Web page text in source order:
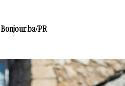
Bonjour.ba/PR